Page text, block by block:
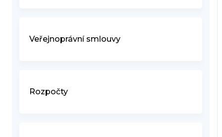
Veřejnoprávní smlouvy
Rozpočty